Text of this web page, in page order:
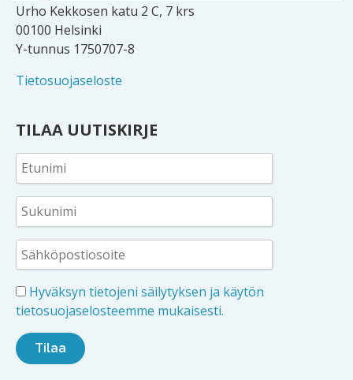
Urho Kekkosen katu 2 C, 7 krs
00100 Helsinki
Y-tunnus 1750707-8
Tietosuojaseloste
TILAA UUTISKIRJE
Hyväksyn tietojeni säilytyksen ja käytön
tietosuojaselosteemme mukaisesti.